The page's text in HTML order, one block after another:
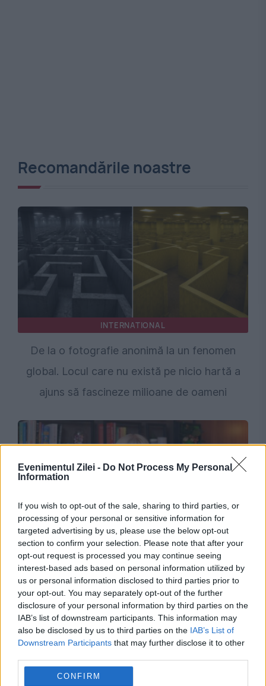
Evenimentul Zilei - Do Not Process My Personal
Information
If you wish to opt-out of the sale, sharing to third parties, or
processing of your personal or sensitive information for
targeted advertising by us, please use the below opt-out
section to confirm your selection. Please note that after your
opt-out request is processed you may continue seeing
interest-based ads based on personal information utilized by
us or personal information disclosed to third parties prior to
your opt-out. You may separately opt-out of the further
disclosure of your personal information by third parties on the
IAB’s list of downstream participants. This information may
also be disclosed by us to third parties on the IAB’s List of
Downstream Participants that may further disclose it to other
CONFIRM
Recomandările noastre
INTERNATIONAL
De la o fotografie anonimă la un fenomen
global. Locul care nu există pe nicio hartă a
ajuns să fascineze milioane de oameni
MONDEN
Elena Udrea, mesaj la un an de la eliberare:
„Dumnezeu îți dă mereu cât poți să duci”